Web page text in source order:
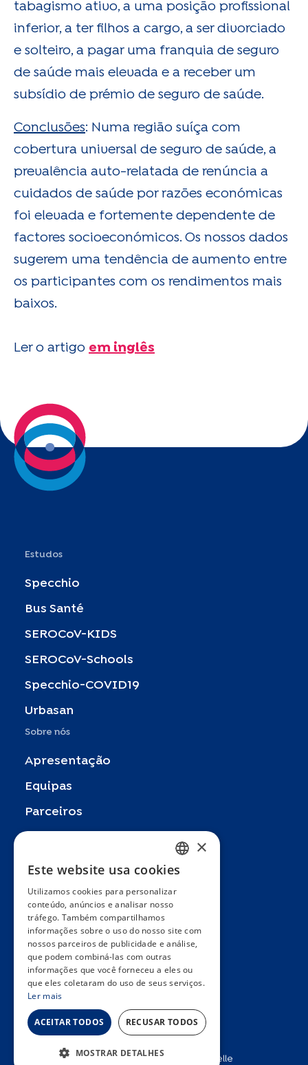
tabagismo ativo, a uma posição profissional
inferior, a ter filhos a cargo, a ser divorciado
e solteiro, a pagar uma franquia de seguro
de saúde mais elevada e a receber um
subsídio de prémio de seguro de saúde.
Conclusões: Numa região suíça com
cobertura universal de seguro de saúde, a
prevalência auto-relatada de renúncia a
cuidados de saúde por razões económicas
foi elevada e fortemente dependente de
factores socioeconómicos. Os nossos dados
sugerem uma tendência de aumento entre
os participantes com os rendimentos mais
baixos.
Ler o artigo em inglês
Estudos
Specchio
Bus Santé
SEROCoV-KIDS
SEROCoV-Schools
Specchio-COVID19
Urbasan
Sobre nós
Apresentação
Equipas
Parceiros
Zoom In
FAQ
Contacto
Termos e condições gerais
Hôpitaux Universitaires Genève
Université de Genève
2025 © Unité d’épidémiologie populationnelle
FRENCH
ENGLISH
SPANISH
GERMAN
ITALIAN
PORTUGUESE
×
Este website usa cookies
Utilizamos cookies para personalizar
conteúdo, anúncios e analisar nosso
tráfego. Também compartilhamos
informações sobre o uso do nosso site com
nossos parceiros de publicidade e análise,
que podem combiná-las com outras
informações que você forneceu a eles ou
que eles coletaram do uso de seus serviços.
Ler mais
ACEITAR TODOS RECUSAR TODOS
MOSTRAR DETALHES